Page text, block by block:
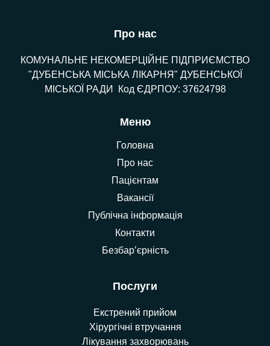
Про нас
КОМУНАЛЬНЕ НЕКОМЕРЦІЙНЕ ПІДПРИЄМСТВО
"ДУБЕНСЬКА МІСЬКА ЛІКАРНЯ" ДУБЕНСЬКОЇ
МІСЬКОЇ РАДИ Код ЄДРПОУ: 37624798
Меню
Головна
Про нас
Пацієнтам
Вакансії
Публічна інформація
Контакти
Безбар’єрність
Послуги
Екстрений прийом
Хірургічні втручання
Лікування захворювань